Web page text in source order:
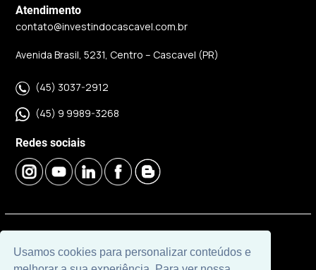
Usamos cookies para personalizar conteúdos e
Atendimento
contato@investindocascavel.com.br
Avenida Brasil, 5231, Centro – Cascavel (PR)
(45) 3037-2912
(45) 9 9989-3268
Redes sociais
© 2026 | Imobiliária Investindo Cascavel | CRECI J06120 |
Desenvolvido por Universal Software.